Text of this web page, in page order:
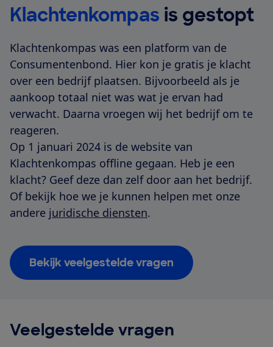
Klachtenkompas is gestopt
Klachtenkompas was een platform van de
Consumentenbond. Hier kon je gratis je klacht
over een bedrijf plaatsen. Bijvoorbeeld als je
aankoop totaal niet was wat je ervan had
verwacht. Daarna vroegen wij het bedrijf om te
reageren.
Op 1 januari 2024 is de website van
Klachtenkompas offline gegaan. Heb je een
klacht? Geef deze dan zelf door aan het bedrijf.
Of bekijk hoe we je kunnen helpen met onze
andere juridische diensten.
Bekijk veelgestelde vragen
Veelgestelde vragen